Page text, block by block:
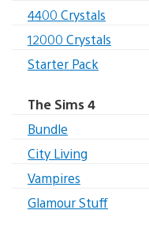
4400 Crystals
12000 Crystals
Starter Pack
The Sims 4
Bundle
City Living
Vampires
Glamour Stuff